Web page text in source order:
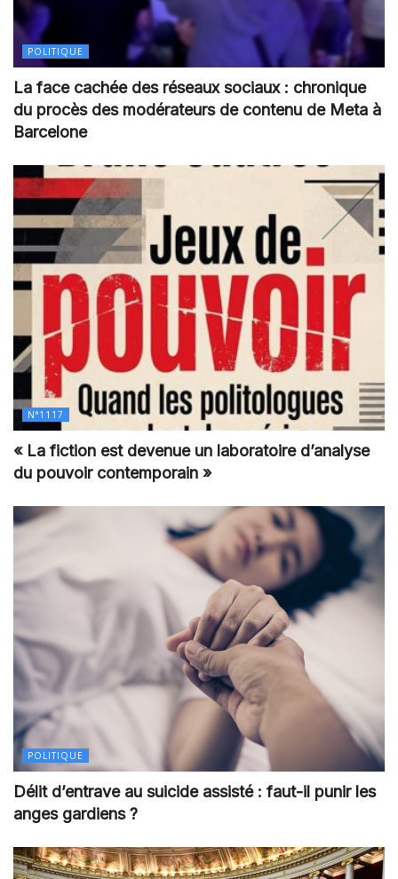
POLITIQUE
La face cachée des réseaux sociaux : chronique
du procès des modérateurs de contenu de Meta à
Barcelone
N°1117
« La fiction est devenue un laboratoire d’analyse
du pouvoir contemporain »
POLITIQUE
Délit d’entrave au suicide assisté : faut-il punir les
anges gardiens ?